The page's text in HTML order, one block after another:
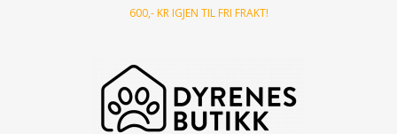
600,- KR IGJEN TIL FRI FRAKT!